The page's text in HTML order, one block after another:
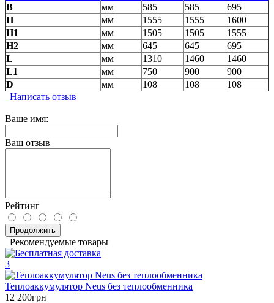
B
мм 585 585
695
H
мм 1555 1555
1600
H1
мм 1505 1505
1555
H2
мм 645 645
695
L
мм 1310 1460
1460
L1
мм 750 900
900
D
мм 108 108
108
Написать отзыв
Ваше имя:
Ваш отзыв
Рейтинг
Продолжить
Рекомендуемые товары
3
Теплоаккумулятор Neus без теплообменника
12 200грн